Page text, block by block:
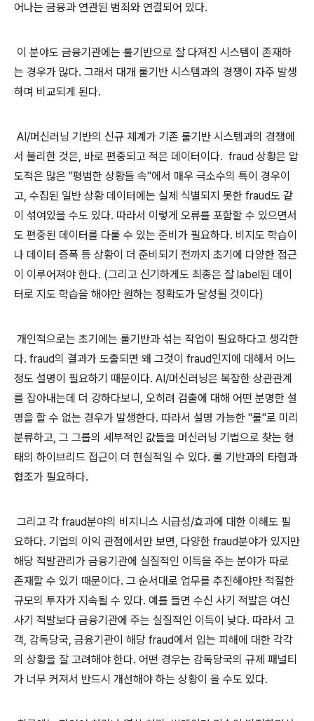
어나는 금융과 연관된 범죄와 연결되어 있다.
이 분야도 금융기관에는 룰기반으로 잘 다져진 시스템이 존재하
는 경우가 많다. 그래서 대개 룰기반 시스템과의 경쟁이 자주 발생
하며 비교되게 된다.
AI/머신러닝 기반의 신규 체계가 기존 룰기반 시스템과의 경쟁에
서 불리한 것은, 바로 편중되고 적은 데이터이다. fraud 상황은 압
도적은 많은 "평범한 상황들 속"에서 매우 극소수의 특이 경우이
고, 수집된 일반 상황 데이터에는 실제 식별되지 못한 fraud도 같
이 섞여있을 수도 있다. 따라서 이렇게 오류를 포함할 수 있으면서
도 편중된 데이터를 다룰 수 있는 준비가 필요하다. 비지도 학습이
나 데이터 증폭 등 상황이 더 준비되기 전까지 초기에 다양한 접근
이 이루어져야 한다. (그리고 신기하게도 최종은 잘 label된 데이
터로 지도 학습을 해야만 원하는 정확도가 달성될 것이다)
개인적으로는 초기에는 룰기반과 섞는 작업이 필요하다고 생각한
다. fraud의 결과가 도출되면 왜 그것이 fraud인지에 대해서 어느
정도 설명이 필요하기 때문이다. AI/머신러닝은 복잡한 상관관계
를 잡아내는데 더 강하다보니, 오히려 검출에 대해 어떤 분명한 설
명을 할 수 없는 경우가 발생한다. 따라서 설명 가능한 "룰"로 미리
분류하고, 그 그룹의 세부적인 값들을 머신러닝 기법으로 찾는 형
태의 하이브리드 접근이 더 현실적일 수 있다. 룰 기반과의 타협과
협조가 필요하다.
그리고 각 fraud분야의 비지니스 시급성/효과에 대한 이해도 필
요하다. 기업의 이익 관점에서만 보면, 다양한 fraud분야가 있지만
해당 적발관리가 금융기관에 실질적인 이득을 주는 분야가 따로
존재할 수 있기 때문이다. 그 순서대로 업무를 추진해야만 적절한
규모의 투자가 지속될 수 있다. 예를 들면 수신 사기 적발은 여신
사기 적발보다 금융기관에 주는 실질적인 이득이 낮다. 따라서 고
객, 감독당국, 금융기관이 해당 fraud에서 입는 피해에 대한 각각
의 상황을 잘 고려해야 한다. 어떤 경우는 감독당국의 규제 패널티
가 너무 커져서 반드시 개선해야 하는 상황이 올 수도 있다.